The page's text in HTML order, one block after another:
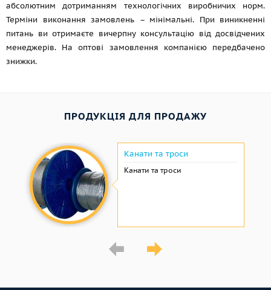
абсолютним дотриманням технологічних виробничих норм.
Терміни виконання замовлень – мінімальні. При виникненні
питань ви отримаєте вичерпну консультацію від досвідчених
менеджерів. На оптові замовлення компанією передбачено
знижки.
ПРОДУКЦІЯ ДЛЯ ПРОДАЖУ
Канати та троси
Канати та троси